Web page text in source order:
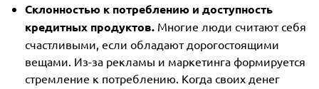
Склонностью к потреблению и доступность
кредитных продуктов. Многие люди считают себя
счастливыми, если обладают дорогостоящими
вещами. Из-за рекламы и маркетинга формируется
стремление к потреблению. Когда своих денег